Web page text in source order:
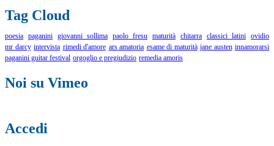
Tag Cloud
poesia paganini giovanni sollima paolo fresu maturità chitarra classici latini ovidio
mr darcy intervista rimedi d'amore ars amatoria esame di maturità jane austen innamorarsi
paganini guitar festival orgoglio e pregiudizio remedia amoris
Noi su Vimeo
Accedi